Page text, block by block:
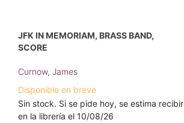
JFK IN MEMORIAM, BRASS BAND,
SCORE
Curnow, James
Disponible en breve
Sin stock. Si se pide hoy, se estima recibir
en la librería el 10/08/26